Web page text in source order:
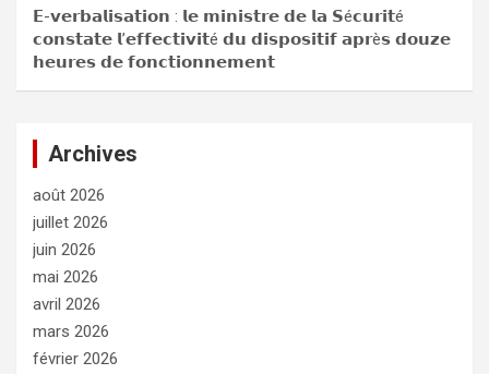
𝗘-𝘃𝗲𝗿𝗯𝗮𝗹𝗶𝘀𝗮𝘁𝗶𝗼𝗻 : 𝗹𝗲 𝗺𝗶𝗻𝗶𝘀𝘁𝗿𝗲 𝗱𝗲 𝗹𝗮 𝗦é𝗰𝘂𝗿𝗶𝘁é
𝗰𝗼𝗻𝘀𝘁𝗮𝘁𝗲 𝗹’𝗲𝗳𝗳𝗲𝗰𝘁𝗶𝘃𝗶𝘁é 𝗱𝘂 𝗱𝗶𝘀𝗽𝗼𝘀𝗶𝘁𝗶𝗳 𝗮𝗽𝗿è𝘀 𝗱𝗼𝘂𝘇𝗲
𝗵𝗲𝘂𝗿𝗲𝘀 𝗱𝗲 𝗳𝗼𝗻𝗰𝘁𝗶𝗼𝗻𝗻𝗲𝗺𝗲𝗻𝘁
Archives
août 2026
juillet 2026
juin 2026
mai 2026
avril 2026
mars 2026
février 2026